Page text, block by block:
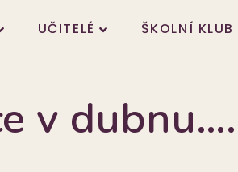
UČITELÉ ŠKOLNÍ KLUB
v dubnu….